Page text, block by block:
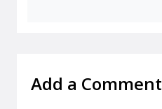
Add a Comment